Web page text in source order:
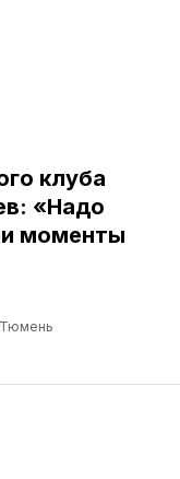
клуба
«Надо
моменты